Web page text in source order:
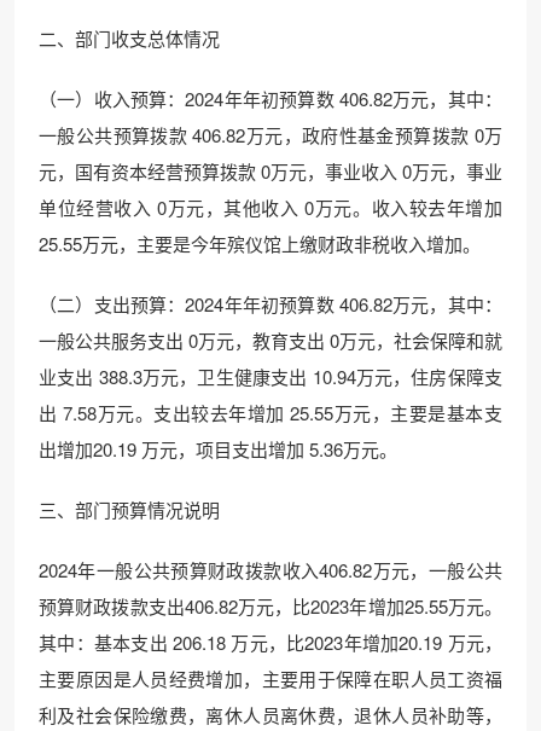
二、部门收支总体情况
（一）收入预算：2024年年初预算数 406.82万元，其中：
一般公共预算拨款 406.82万元，政府性基金预算拨款 0万
元，国有资本经营预算拨款 0万元，事业收入 0万元，事业
单位经营收入 0万元，其他收入 0万元。收入较去年增加
25.55万元，主要是今年殡仪馆上缴财政非税收入增加。
（二）支出预算：2024年年初预算数 406.82万元，其中：
一般公共服务支出 0万元，教育支出 0万元，社会保障和就
业支出 388.3万元，卫生健康支出 10.94万元，住房保障支
出 7.58万元。支出较去年增加 25.55万元，主要是基本支
出增加20.19 万元，项目支出增加 5.36万元。
三、部门预算情况说明
2024年一般公共预算财政拨款收入406.82万元，一般公共
预算财政拨款支出406.82万元，比2023年增加25.55万元。
其中：基本支出 206.18 万元，比2023年增加20.19 万元，
主要原因是人员经费增加，主要用于保障在职人员工资福
利及社会保险缴费，离休人员离休费，退休人员补助等，